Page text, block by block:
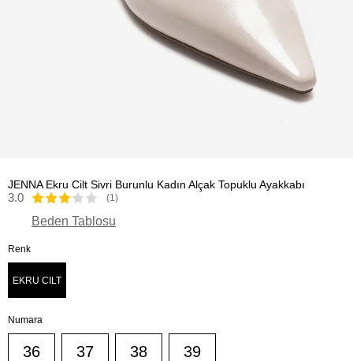
JENNA Ekru Cilt Sivri Burunlu Kadın Alçak Topuklu Ayakkabı
3.0 (1)
Beden Tablosu
Renk
EKRU CILT
Numara
36 37 38 39